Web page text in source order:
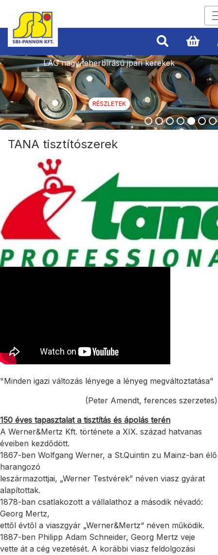
LAG nagy teherbírású ipari kerekek
RÉSZLETEK
TANA tisztítószerek
"Minden igazi változás lényege a lényeg megváltoztatása"
(Peter Amendt, ferences szerzetes)
150 éves tapasztalat a tisztítás és ápolás terén
A Werner&Mertz Kft. története a XIX. század hatvanas
éveiben kezdődött.
1867-ben Wolfgang Werner, a St.Quintin zu Mainz-ban élő
harangozó
leszármazottjai, „Werner Testvérek” néven viasz gyárat
alapítottak.
1878-ban csatlakozott a vállalathoz a második névadó:
Georg Mertz,
ettől évtől a viaszgyár „Werner&Mertz“ néven működik.
1887-ben Philipp Adam Schneider, Georg Mertz veje
vette át a cég vezetését. A korábbi viasz feldolgozási